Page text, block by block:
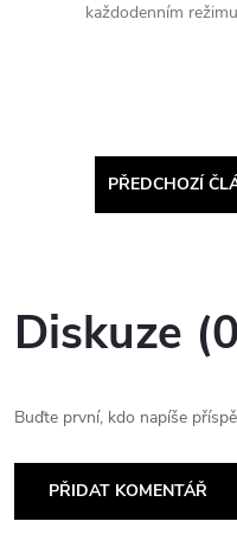
každodenním
PŘEDCHOZÍ
Diskuze
Buďte první, kdo napíše
PŘIDAT KOMENTÁŘ